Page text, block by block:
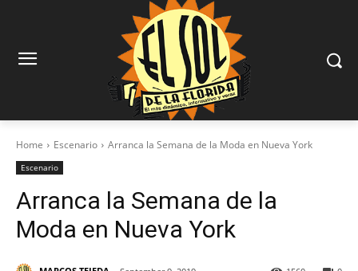
Home Escenario Arranca la Semana de la Moda en Nueva York
Escenario
Arranca la Semana de la
Moda en Nueva York